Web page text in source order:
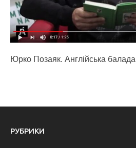
Юрко Позаяк. Англійська балада
РУБРИКИ